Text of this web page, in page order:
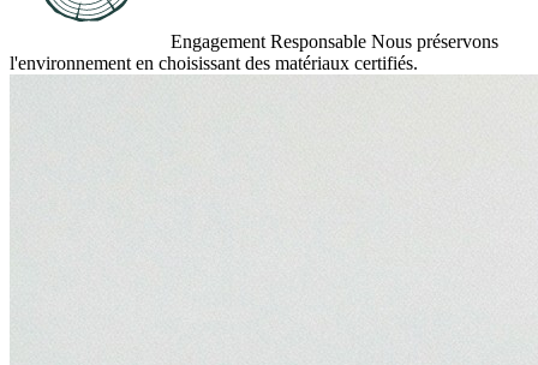
Engagement Responsable Nous préservons
l'environnement en choisissant des matériaux certifiés.